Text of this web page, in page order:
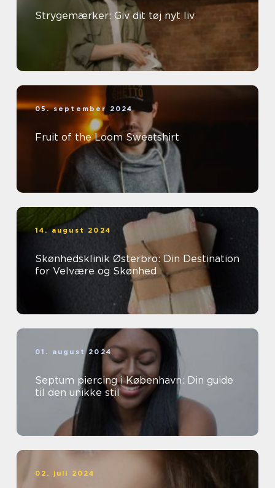
Strygemærker: Giv dit tøj nyt liv
05. september 2024
Fruit of the Loom Sweatshirt
14. august 2024
Skønhedsklinik Østerbro: Din Destination
for Velvære og Skønhed
01. august 2024
Septum piercing i København: Din guide
til den unikke stil
02. juli 2024